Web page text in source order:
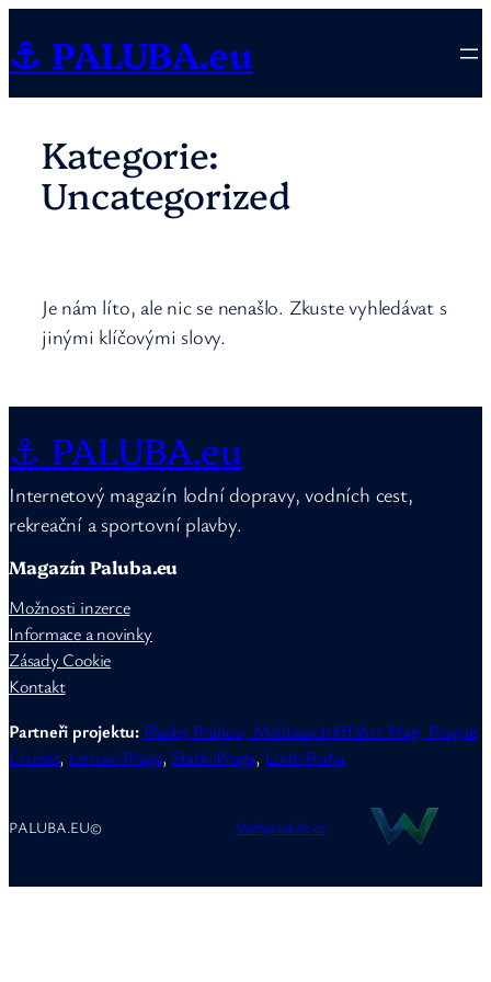
na
obsah
⚓ PALUBA.eu
Kategorie:
Uncategorized
Je nám líto, ale nic se nenašlo. Zkuste vyhledávat s
jinými klíčovými slovy.
⚓ PALUBA.eu
Internetový magazín lodní dopravy, vodních cest,
rekreační a sportovní plavby.
Magazín Paluba.eu
Možnosti inzerce
Informace a novinky
Zásady Cookie
Kontakt
Partneři projektu: Plavby Prahou, Moldauschifffahrt Prag, Prague
Cruises, Le navi Praga, Statki Praga, Lode Praha
PALUBA.EU© Webprodukt.cz